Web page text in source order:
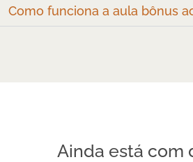
Como funciona a aula bônus
Ainda está com